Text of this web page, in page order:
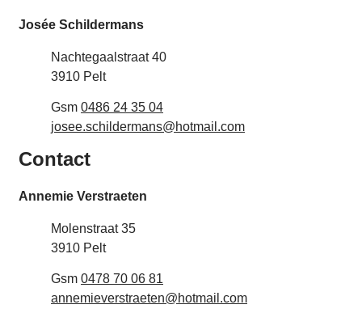
Josée Schildermans
AdresNachtegaalstraat 40
,3910 Pelt
0486 24 35 04
E-mailjosee.schildermans@hotmail.com
Contact
Annemie Verstraeten
AdresMolenstraat 35
,3910 Pelt
0478 70 06 81
E-mailannemieverstraeten@hotmail.com